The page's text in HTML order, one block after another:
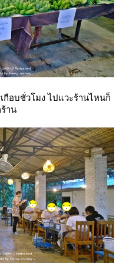
กือบชั่วโมง ไปแวะร้านไหนก็
าน